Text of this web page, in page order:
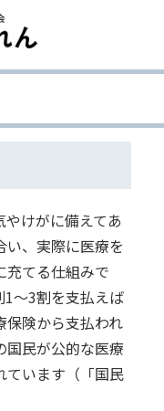
けがに備えてあ
い、実際に医療を
充てる仕組みで
1～3割を支払えば
保険から支払われ
国民が公的な医療
ています（「国民